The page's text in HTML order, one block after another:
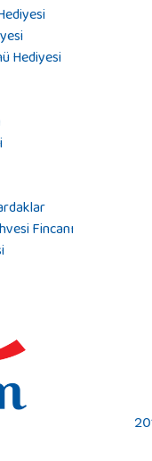
Hediyesi
Fincanı